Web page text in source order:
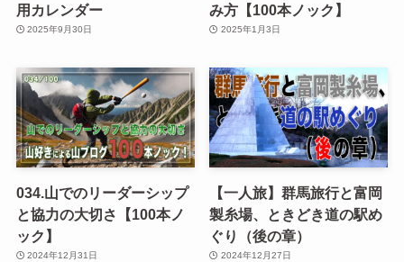
用カレンダー
2025年9月30日
み方【100本ノック】
2025年1月3日
034.山でのリーダーシップ
と協力の大切さ【100本ノ
ック】
2024年12月31日
【一人旅】群馬旅行と富岡
製糸場、ときどき道の駅め
ぐり（後の章）
2024年12月27日